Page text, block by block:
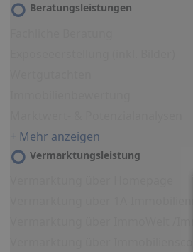
Beratungsleistungen
+ Mehr anzeigen
Vermarktungsleistung